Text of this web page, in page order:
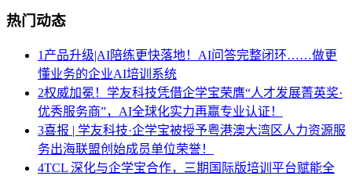
热门动态
1 产品升级|AI陪练更快落地！AI问答完整闭环……做更
懂业务的企业AI培训系统
2权威加冕！学友科技凭借企学宝荣膺“人才发展菁英奖·
优秀服务商”，AI全球化实力再赢专业认证！
3喜报 | 学友科技·企学宝被授予粤港澳大湾区人力资源服
务出海联盟创始成员单位荣誉！
4TCL 深化与企学宝合作，三期国际版培训平台赋能全